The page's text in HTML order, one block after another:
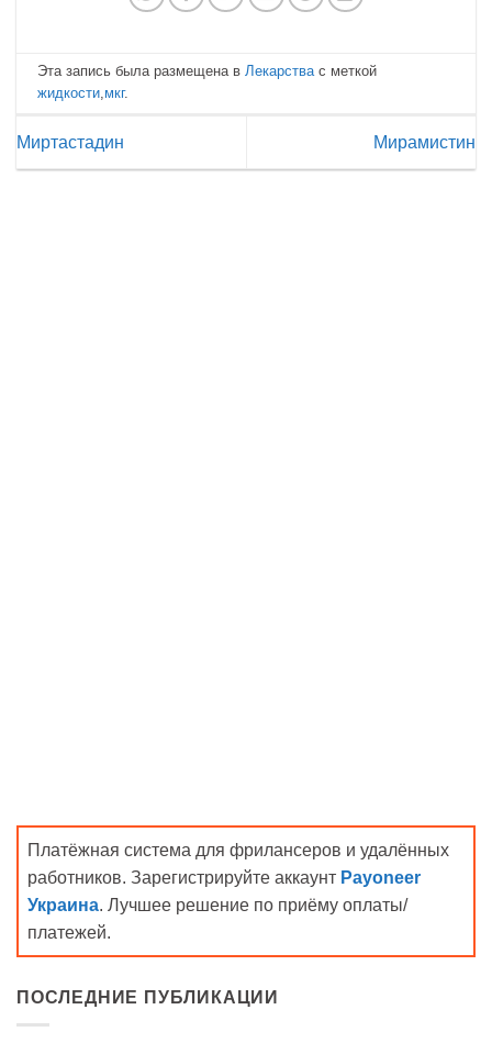
Эта запись была размещена вЛекарствас меткой
жидкости,мкг.
Миртастадин Мирамистин
Платёжная система для фрилансеров и удалённых
работников. Зарегистрируйте аккаунт Payoneer
Украина. Лучшее решение по приёму оплаты/
платежей.
ПОСЛЕДНИЕ ПУБЛИКАЦИИ